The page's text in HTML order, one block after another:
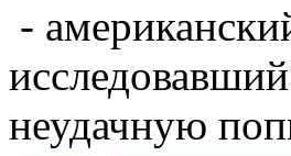
-
неудачную